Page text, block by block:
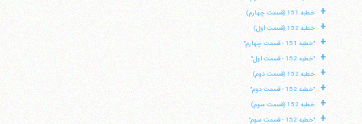
+ خطبه 151 (قسمت چهارم)
+ خطبه 152 (قسمت اول)
+ "خطبه 151 - قسمت چهارم"
+ "خطبه 152 - قسمت اول"
+ خطبه 152 (قسمت دوم)
+ "خطبه 152 - قسمت دوم"
+ خطبه 152 (قسمت سوم)
+ "خطبه 152 - قسمت سوم"